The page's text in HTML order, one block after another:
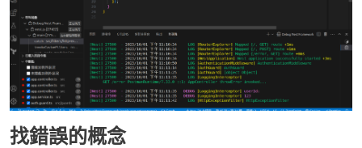
找錯誤的概念